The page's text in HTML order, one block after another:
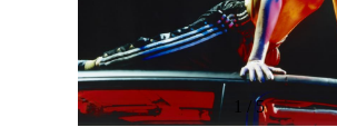
/5